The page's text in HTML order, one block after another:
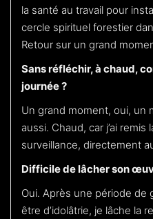
la santé au travail pour
cercle spirituel forestier
Retour sur un grand
Sans réfléchir, à chaud,
journée ?
Un grand moment, oui, un
aussi. Chaud, car j’ai
surveillance, directement
Difficile de lâcher son
Oui. Après une période
être d’idolâtrie, je lâche la